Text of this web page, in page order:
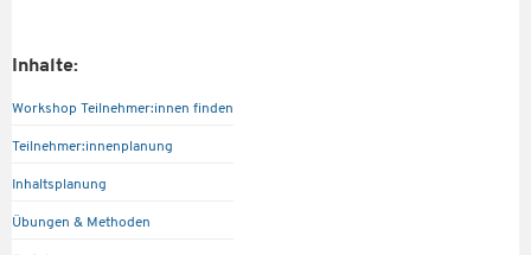
Inhalte:
Workshop Teilnehmer:innen finden
Teilnehmer:innenplanung
Inhaltsplanung
Übungen & Methoden